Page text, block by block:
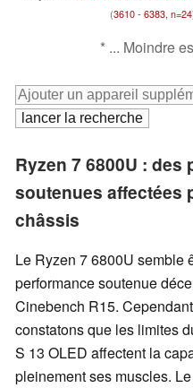
(3610 - 6383, n=24
* ... Moindre
Ryzen 7 6800U : des
soutenues affectées
châssis
Le Ryzen 7 6800U semble
performance soutenue
Cinebench R15.
constatons que les limites
S 13 OLED affectent la
pleinement ses muscles.